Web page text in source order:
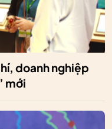
doanh nghiệp
mới